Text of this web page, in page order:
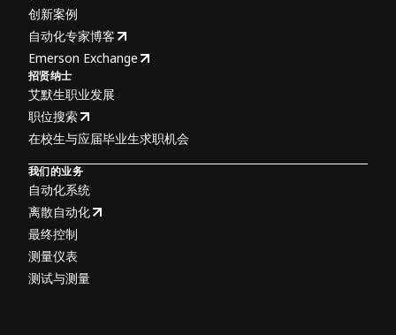
创新案例
自动化专家博客
Emerson Exchange
招贤纳士
艾默生职业发展
职位搜索
在校生与应届毕业生求职机会
我们的业务
自动化系统
离散自动化
最终控制
测量仪表
测试与测量